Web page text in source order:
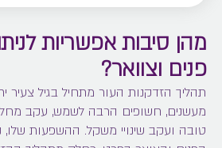
טיפים לזירוז תהליך
טיפים לשמירה על תוצאות
מהן סיבות אפשריות
פנים וצוואר?
תהליך הזדקנות העור מתחיל בגיל צעיר
מעשנים, חשופים הרבה לשמש, עקב
טובה ועקב שינויי משקל. ההשפעות שלו,